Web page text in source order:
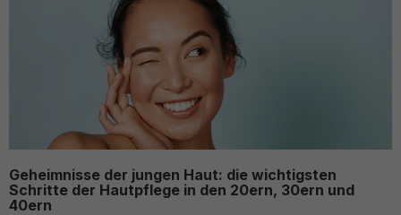
Geheimnisse der jungen Haut: die wichtigsten
Schritte der Hautpflege in den 20ern, 30ern und
40ern